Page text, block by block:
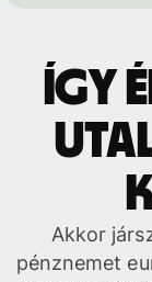
Így
Akkor
pénznemet